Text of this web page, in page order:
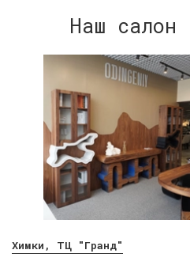
Наш салон
Химки, ТЦ "Гранд"